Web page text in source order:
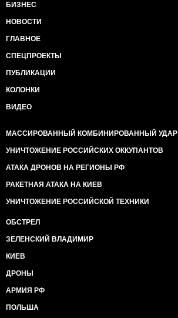
БИЗНЕС
НОВОСТИ
ГЛАВНОЕ
СПЕЦПРОЕКТЫ
ПУБЛИКАЦИИ
КОЛОНКИ
ВИДЕО
МАССИРОВАННЫЙ КОМБИНИРОВАННЫЙ УДАР
УНИЧТОЖЕНИЕ РОССИЙСКИХ ОККУПАНТОВ
АТАКА ДРОНОВ НА РЕГИОНЫ РФ
РАКЕТНАЯ АТАКА НА КИЕВ
УНИЧТОЖЕНИЕ РОССИЙСКОЙ ТЕХНИКИ
ОБСТРЕЛ
ЗЕЛЕНСКИЙ ВЛАДИМИР
КИЕВ
ДРОНЫ
АРМИЯ РФ
ПОЛЬША